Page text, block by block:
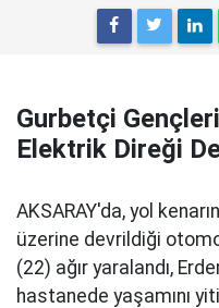
Gurbetçi
Elektrik Direği
AKSARAY'da, yol
üzerine devrildiği
(22) ağır yaralandı,
hastanede yaşamını